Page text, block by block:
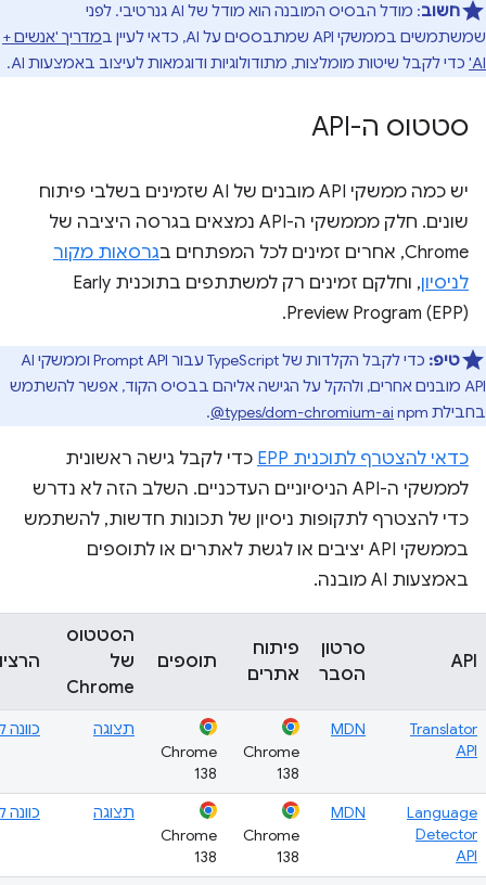
חשוב
: מודל הבסיס המובנה הוא מודל של AI גנרטיבי. לפני
שמשתמשים בממשקי API שמתבססים על AI, כדאי לעיין ב
מדריך 'אנשים +
AI' כדי לקבל שיטות מומלצות, מתודולוגיות ודוגמאות לעיצוב באמצעות AI.
סטטוס ה-API
יש כמה ממשקי API מובנים של AI שזמינים בשלבי פיתוח
שונים. חלק מממשקי ה-API נמצאים בגרסה היציבה של
Chrome, אחרים זמינים לכל המפתחים ב
גרסאות מקור
לניסיון
, וחלקם זמינים רק למשתתפים בתוכנית Early
Preview Program (EPP).
טיפ:
כדי לקבל הקלדות של TypeScript עבור Prompt API וממשקי AI
API מובנים אחרים, ולהקל על הגישה אליהם בבסיס הקוד, אפשר להשתמש
בחבילת npm‏
‎@types/dom-chromium-ai
.
כדאי להצטרף לתוכנית EPP
כדי לקבל גישה ראשונית
לממשקי ה-API הניסיוניים העדכניים. השלב הזה לא נדרש
כדי להצטרף לתקופות ניסיון של תכונות חדשות, להשתמש
בממשקי API יציבים או לגשת לאתרים או לתוספים
באמצעות AI מובנה.
API
סרטון
הסבר
פיתוח
אתרים
תוספים
הסטטוס
של
Chrome
Translator
API
MDN
Chrome
138
Chrome
138
תצוגה
Language
Detector
API
MDN
Chrome
138
Chrome
138
תצוגה